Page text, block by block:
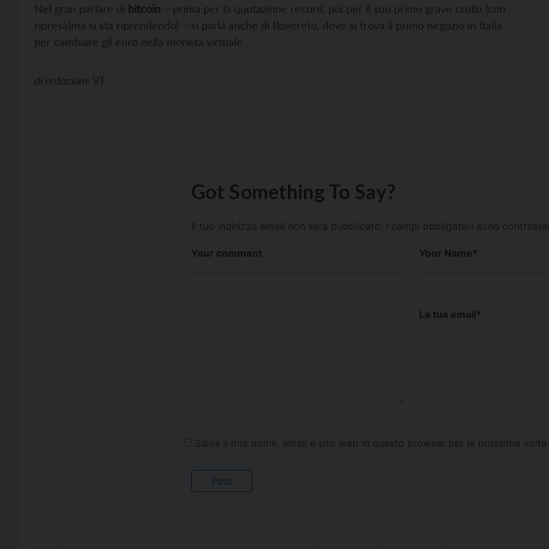
Nel gran parlare di bitcoin – prima per la quotazione record, poi per il suo primo grave crollo (con
ripresa)ma si sta riprendendo) – si parla anche di Rovereto, dove si trova il primo negozio in Italia
per cambiare gli euro nella moneta virtuale
di redazione VT
Got Something To Say?
Il tuo indirizzo email non sarà pubblicato. I campi obbligatori sono
Your comment Your Name*
La tua email*
Salva il mio nome, email e sito web in questo browser per la prossima